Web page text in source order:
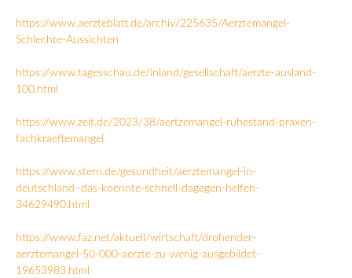
https://www.aerzteblatt.de/archiv/225635/Aerztemangel-
Schlechte-Aussichten
https://www.tagesschau.de/inland/gesellschaft/aerzte-ausland-
100.html
https://www.zeit.de/2023/38/aertzemangel-ruhestand-praxen-
fachkraeftemangel
https://www.stern.de/gesundheit/aerztemangel-in-
deutschland–das-koennte-schnell-dagegen-helfen-
34629490.html
https://www.faz.net/aktuell/wirtschaft/drohender-
aerztemangel-50-000-aerzte-zu-wenig-ausgebildet-
19653983.html